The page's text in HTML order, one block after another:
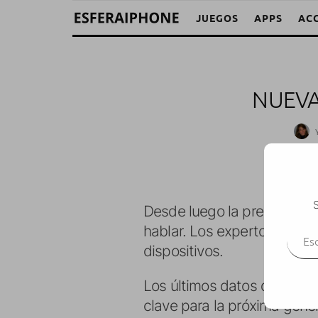
JUEGOS APPS
Desde luego la
hablar. Los expertos la
dispositivos.
Los últimos datos que
clave para la próxima